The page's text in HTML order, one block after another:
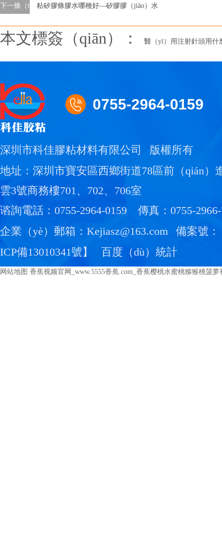
下一條（tiáo）粘矽膠條膠水哪種好—矽膠膠（jiāo）水
本文標簽（qiān）： 醫（yī）用注射針頭用什
0755-2964-0159
深圳市科佳膠粘材料有限公司
版權所有
地址：深圳市寶安區西鄉街道78區前（qián）
雲3號商務樓701、702、706室
谘詢電話：0755-2964-0159
傳真：0755-
企業（yè）郵箱：Kejiasz@163.com
備案號：
ICP備13010341號 】 百度（dù）統計
网站地图 香蕉视频官网_www.5555香蕉.com_香蕉樱桃水蜜桃猕猴桃菠